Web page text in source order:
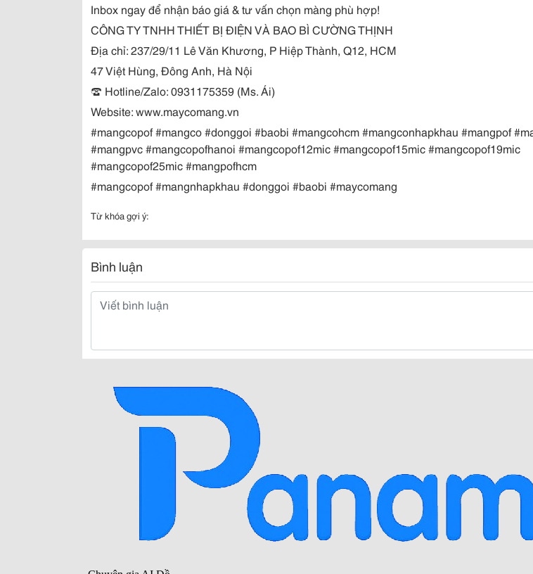
Inbox ngay để nhận báo giá & tư vấn chọn màng phù hợp!
CÔNG TY TNHH THIẾT BỊ ĐIỆN VÀ BAO BÌ CƯỜNG THỊNH
Địa chỉ: 237/29/11 Lê Văn Khương, P Hiệp Thành, Q12, HCM
47 Việt Hùng, Đông Anh, Hà Nội
☎ Hotline/Zalo: 0931175359 (Ms. Ái)
Website: www.maycomang.vn
#mangcopof #mangco #donggoi #baobi #mangcohcm #mangconhapkhau #mangpof
#mangpvc #mangcopofhanoi #mangcopof12mic #mangcopof15mic #mangcopof19mic
#mangcopof25mic #mangpofhcm
#mangcopof #mangnhapkhau #donggoi #baobi #maycomang
Từ khóa gợi ý:
Bình luận